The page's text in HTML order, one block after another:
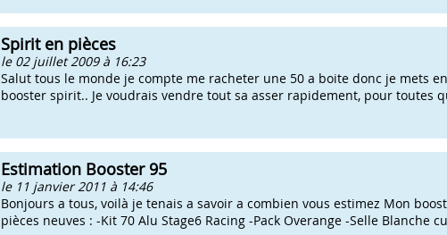
Spirit en pièces
le 02 juillet 2009 à 16:23
Salut tous le monde je compte me racheter une 50 a boite donc je mets
booster spirit.. Je voudrais vendre tout sa asser rapidement, pour toutes
Estimation Booster 95
le 11 janvier 2011 à 14:46
Bonjours a tous, voilà je tenais a savoir a combien vous estimez Mon
pièces neuves : -Kit 70 Alu Stage6 Racing -Pack Overange -Selle Blanche